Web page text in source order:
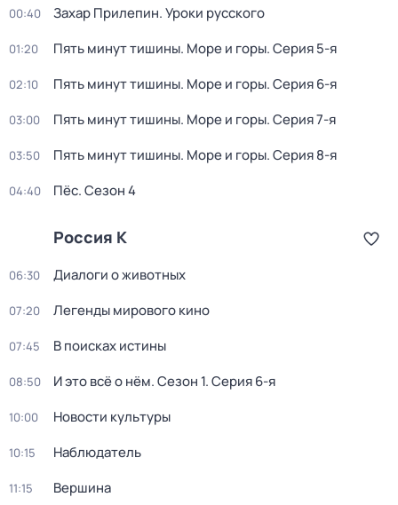
00:40 Захар Прилепин. Уроки русского
01:20 Пять минут тишины. Море и горы. Серия 5-я
02:10 Пять минут тишины. Море и горы. Серия 6-я
03:00 Пять минут тишины. Море и горы. Серия 7-я
03:50 Пять минут тишины. Море и горы. Серия 8-я
04:40 Пёс. Сезон 4
Россия К
06:30 Диалоги о животных
07:20 Легенды мирового кино
07:45 В поисках истины
08:50 И это всё о нём. Сезон 1. Серия 6-я
10:00 Новости культуры
10:15 Наблюдатель
11:15 Вершина